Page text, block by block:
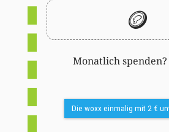
🪙
Monatlich spenden?
Die woxx einmalig mit 2 €